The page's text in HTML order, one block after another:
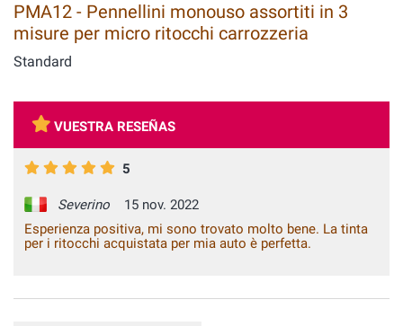
PMA12 - Pennellini monouso assortiti in 3
misure per micro ritocchi carrozzeria
Standard
VUESTRA RESEÑAS
5
Severino
15 nov. 2022
Esperienza positiva, mi sono trovato molto bene. La tinta
per i ritocchi acquistata per mia auto è perfetta.